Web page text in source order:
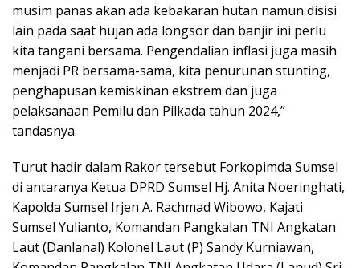
musim panas akan ada kebakaran hutan namun disisi
lain pada saat hujan ada longsor dan banjir ini perlu
kita tangani bersama. Pengendalian inflasi juga masih
menjadi PR bersama-sama, kita penurunan stunting,
penghapusan kemiskinan ekstrem dan juga
pelaksanaan Pemilu dan Pilkada tahun 2024,”
tandasnya.
Turut hadir dalam Rakor tersebut Forkopimda Sumsel
di antaranya Ketua DPRD Sumsel Hj. Anita Noeringhati,
Kapolda Sumsel Irjen A. Rachmad Wibowo, Kajati
Sumsel Yulianto, Komandan Pangkalan TNI Angkatan
Laut (Danlanal) Kolonel Laut (P) Sandy Kurniawan,